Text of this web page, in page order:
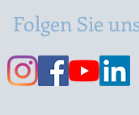
Folgen Sie